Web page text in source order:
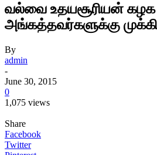
வல்வை உதயசூரியன் கழக
அங்கத்தவர்களுக்கு
By
admin
-
June 30, 2015
0
1,075 views
Share
Facebook
Twitter